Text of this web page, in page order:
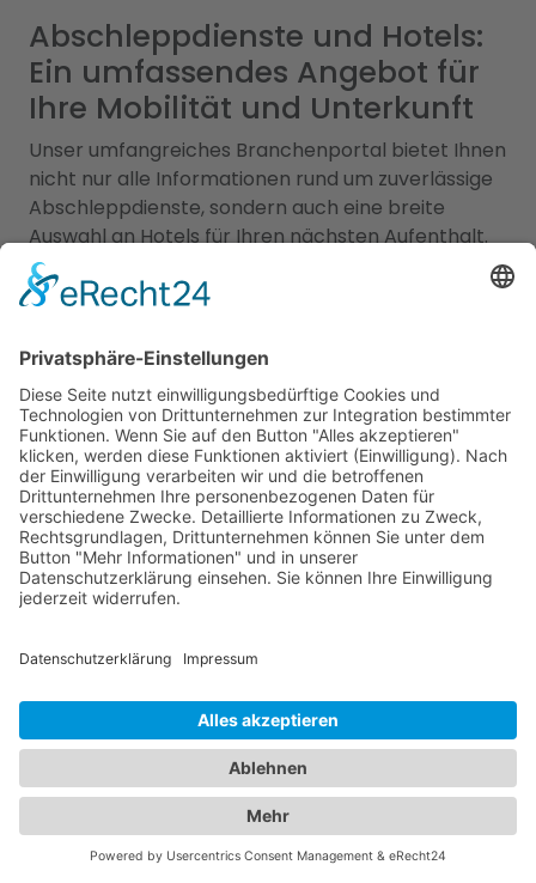
Abschleppdienste und Hotels:
Ein umfassendes Angebot für
Ihre Mobilität und Unterkunft
Unser umfangreiches Branchenportal bietet Ihnen
nicht nur alle Informationen rund um zuverlässige
Abschleppdienste, sondern auch eine breite
Auswahl an Hotels für Ihren nächsten Aufenthalt.
Hier finden Sie alles, was Sie benötigen, um sowohl
im Notfall als auch bei der Urlaubsplanung bestens
Abschleppdienst in Ihrer Nähe suchen oder nach
Reisevorhaben Ausschau halten - bei uns sind Sie
richtig. Unser Portal präsentiert Ihnen eine
umfassende Liste von Abschleppdiensten, die
Ihnen bei Fahrzeugpannen und Problemen zur
Seite stehen. Erfahren Sie mehr über ihre
Leistungen, Verfügbarkeiten und Kontaktdaten, um
im Ernstfall schnell und zuverlässig Hilfe zu
erhalten. Gleichzeitig bieten wir Ihnen
gewünschten Destination. Ob Sie nach einem
luxuriösen 5-Sterne-Hotel, einer gemütlichen
Pension oder einem budgetfreundlichen Hostel
suchen - bei uns finden Sie eine vielfältige Auswahl.
Informieren Sie sich über Ausstattung, Preise, Lage
und Verfügbarkeiten, um Ihren perfekten
Aufenthalt zu planen. Unser Branchenportal
vereint die besten Informationen zu